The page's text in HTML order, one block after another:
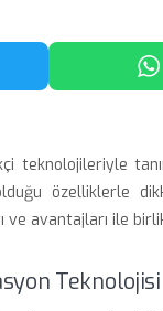
Paylaş
teknolojileriyle
özelliklerle
avantajları ile
Teknolojisi